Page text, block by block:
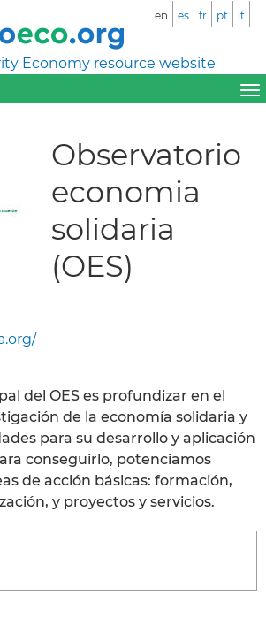
Economy resource website
en es fr pt it
Observatorio
economia
solidaria
(OES)
del OES es profundizar en el
de la economía solidaria y
para su desarrollo y aplicación
conseguirlo, potenciamos
de acción básicas: formación,
y proyectos y servicios.